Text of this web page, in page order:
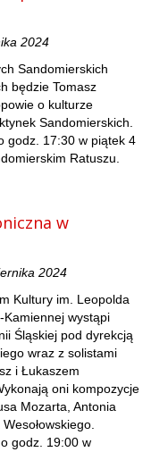
2024
Sandomierskich
będzie Tomasz
o kulturze
Sandomierskich.
godz. 17:30 w piątek 4
Ratuszu.
w
2024
Kultury im. Leopolda
Kamiennej wystąpi
Śląskiej pod dyrekcją
wraz z solistami
i Łukaszem
oni kompozycje
Mozarta, Antonia
godz. 19:00 w